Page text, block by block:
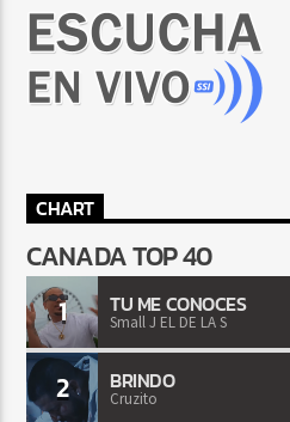
CHART
CANADA TOP 40
1 TU ME CONOCES
Small J EL DE LA S
2 BRINDO
Cruzito